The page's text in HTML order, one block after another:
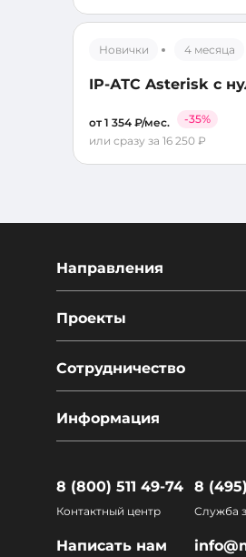
Новички 4 месяца
IP-АТС Asterisk с
от 1 354 ₽/мес.
-35%
или сразу за 16 250 ₽
Направления
Сотрудничество
Проекты
Информация
8 (800) 511 49-74
Контактный центр
Написать нам
8
Служба